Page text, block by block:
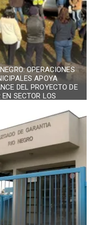
OPERACIONES
APOYA
DEL PROYECTO DE
EN SECTOR LOS